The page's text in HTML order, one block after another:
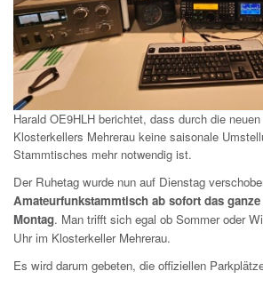
Harald OE9HLH berichtet, dass durch die
Klosterkellers Mehrerau keine saisonale
Stammtisches mehr notwendig ist.
Der Ruhetag wurde nun auf Dienstag
Amateurfunkstammtisch ab sofort das
Montag. Man trifft sich egal ob Sommer oder
Uhr im Klosterkeller Mehrerau.
Es wird darum gebeten, die offiziellen